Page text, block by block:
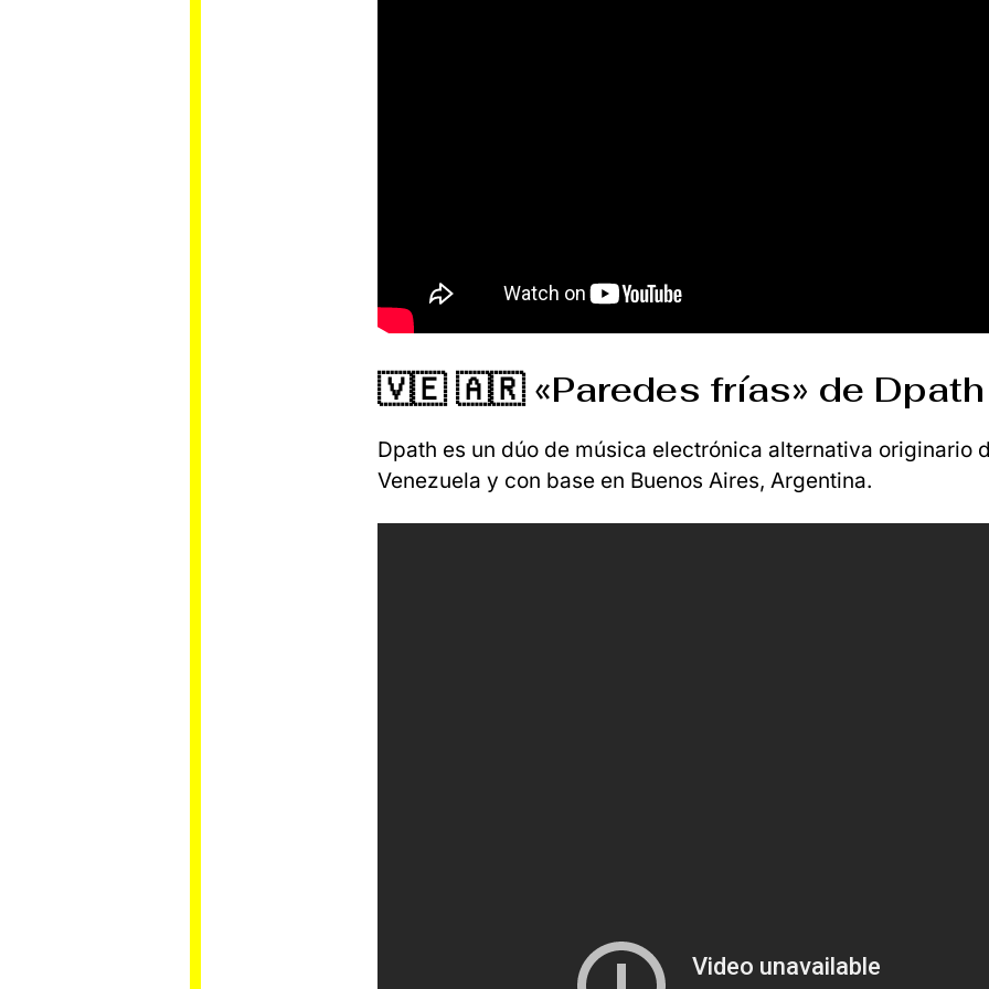
🇻🇪 🇦🇷 «Paredes frías» de Dpath
Dpath es un dúo de música electrónica alternativa originario
Venezuela y con base en Buenos Aires, Argentina.